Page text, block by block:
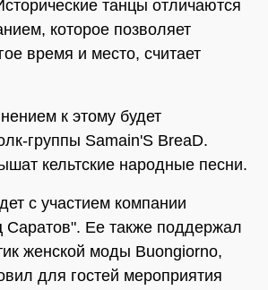
танцы отличаются
которое позволяет
время и место, считает
к этому будет
группы Samain'S BreaD.
кельтские народные песни.
с участием компании
Ее также поддержал
женской моды Buongiorno,
для гостей мероприятия